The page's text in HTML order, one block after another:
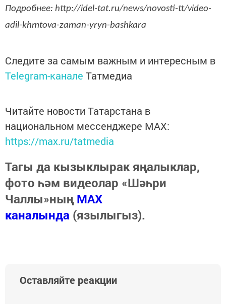
Подробнее: http://idel-tat.ru/news/novosti-tt/video-
adil-khmtova-zaman-yryn-bashkara
Следите за самым важным и интересным в
Telegram-канале Татмедиа
Читайте новости Татарстана в
национальном мессенджере MАХ:
https://max.ru/tatmedia
Тагы да кызыклырак яңалыклар,
фото һәм видеолар «Шәһри
Чаллы»ныңMAX
каналында (язылыгыз).
Оставляйте реакции